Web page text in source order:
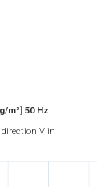
m³ 50 Hz
V in